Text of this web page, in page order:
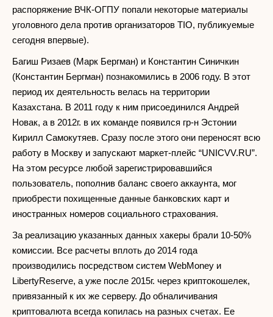
распоряжение ВЧК-ОГПУ попали некоторые материалы
уголовного дела против организаторов TIO, публикуемые
сегодня впервые).
Багиш Ризаев (Марк Бергман) и Константин Синичкин
(Константин Бергман) познакомились в 2006 году. В этот
период их деятельность велась на территории
Казахстана. В 2011 году к ним присоединился Андрей
Новак, а в 2012г. в их команде появился гр-н Эстонии
Кирилл Самокутяев. Сразу после этого они переносят всю
работу в Москву и запускают маркет-плейс “UNICVV.RU”.
На этом ресурсе любой зарегистрировавшийся
пользователь, пополнив баланс своего аккаунта, мог
приобрести похищенные данные банковских карт и
иностранных номеров социального страхования.
За реализацию указанных данных хакеры брали 10-50%
комиссии. Все расчеты вплоть до 2014 года
производились посредством систем WebMoney и
LibertyReserve, а уже после 2015г. через криптокошелек,
привязанный к их же серверу. До обналичивания
криптовалюта всегда копилась на разных счетах. Ее